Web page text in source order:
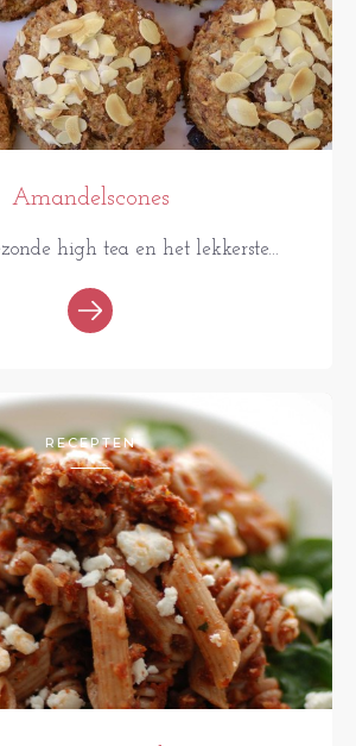
Amandelscones
high tea en het lekkerste...
RECEPTEN